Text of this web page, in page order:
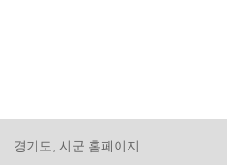
경기도, 시군 홈페이지